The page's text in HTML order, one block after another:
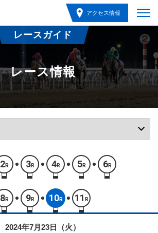
アクセス情報
レースガイド
レース情報
2R 3R 4R 5R 6R
8R 9R 10R 11 R
2024年7月23日（火）